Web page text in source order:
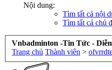
Nội dung:
Tìm tất cả nội
Tìm tất cả chủ
Vnbadminton -Tin Tức -
Trang chủ Thành viên >